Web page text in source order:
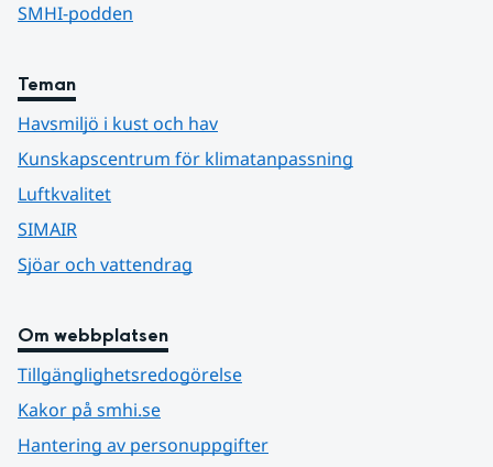
SMHI-podden
Teman
Havsmiljö i kust och hav
Kunskapscentrum för klimatanpassning
Luftkvalitet
SIMAIR
Sjöar och vattendrag
Om webbplatsen
Tillgänglighetsredogörelse
Kakor på smhi.se
Hantering av personuppgifter